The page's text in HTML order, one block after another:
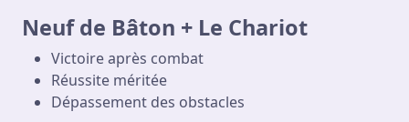
Neuf de Bâton + Le Chariot
Victoire après combat
Réussite méritée
Dépassement des obstacles